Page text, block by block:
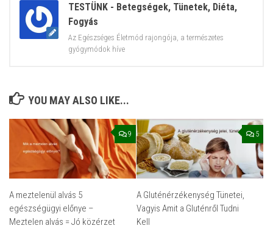
TESTÜNK - Betegségek, Tünetek, Diéta,
Fogyás
Az Egészséges Életmód rajongója, a természetes
gyógymódok híve
YOU MAY ALSO LIKE...
9
A meztelenül alvás 5
egészségügyi előnye –
Meztelen alvás = Jó közérzet
5
A Gluténérzékenység Tünetei,
Vagyis Amit a Gluténről Tudni
Kell